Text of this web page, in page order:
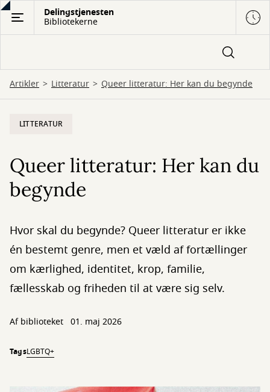
Gå
hovedindhold
Delingstjenesten
Bibliotekerne
Artikler Litteratur Queer litteratur: Her kan du begynde
LITTERATUR
Queer litteratur: Her kan du
begynde
Hvor skal du begynde? Queer litteratur er ikke
én bestemt genre, men et væld af fortællinger
om kærlighed, identitet, krop, familie,
fællesskab og friheden til at være sig selv.
Af biblioteket 01. maj 2026
TagsLGBTQ+